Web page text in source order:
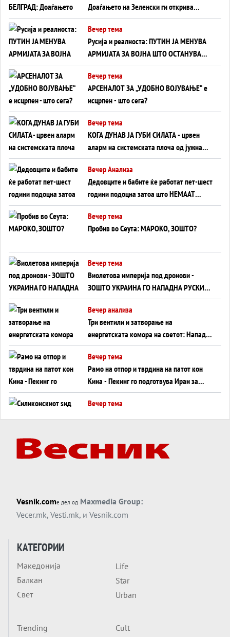
Доаѓањето на Зеленски ги открива
тајните на политиката на балансирање
на Вучиќ
Вечер тема
Русија и реалноста: ПУТИН ЈА МЕНУВА
АРМИЈАТА ЗА ВОЈНА ШТО ОСТАНУВА
БЕЗ ФРОНТ
Вечер тема
АРСЕНАЛОТ ЗА „УДОБНО ВОЈУВАЊЕ“ е
исцрпен - што сега?
Вечер тема
КОГА ДУНАВ ЈА ГУБИ СИЛАТА - црвен
аларм на системската плоча од јужна
Германија до Црното Море...
Вечер Анализа
Дедовците и бабите ќе работат пет-шест
години подоцна затоа што НЕМААТ
ВНУЦИ ДА ГИ ЗАМЕНАТ
Вечер тема
Пробив во Сеута: МАРОКО, ЗОШТО?
Вечер тема
Виолетова империја под дронови -
ЗОШТО УКРАИНА ГО НАПАДНА РУСКИОТ
WILDBERRIES
Вечер анализа
Три вентили и затворање на
енергетската комора на светот: Нападот
во Суец најавува глобален енергетски
инфаркт?
Вечер тема
Рамо на отпор и тврдина на патот кон
Кина - Пекинг го подготвува Иран за
американска копнена инвазија
Вечер тема
Вечер тема
Трамп тврди дека повторно „разговара“
Вечер тема
ДЛАБОКО УДОЛУ: Сметководствените
трикови што го соборија ЕНРОН ги
Вечер тема
Блискиот Исток со украинското бојно
Vesnik.comе дел од Maxmedia Group:
Vecer.mk, Vesti.mk, и Vesnik.com
КАТЕГОРИИ
Македонија
Балкан
Свет
Life
Star
Urban
Trending
Cult